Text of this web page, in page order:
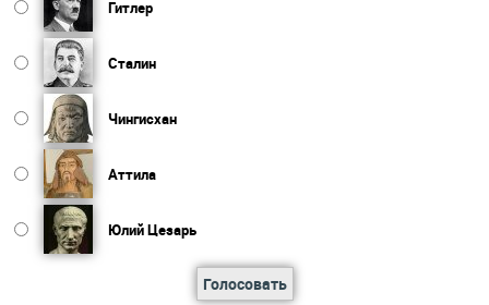
Гитлер
Сталин
Чингисхан
Аттила
Юлий Цезарь
Голосовать